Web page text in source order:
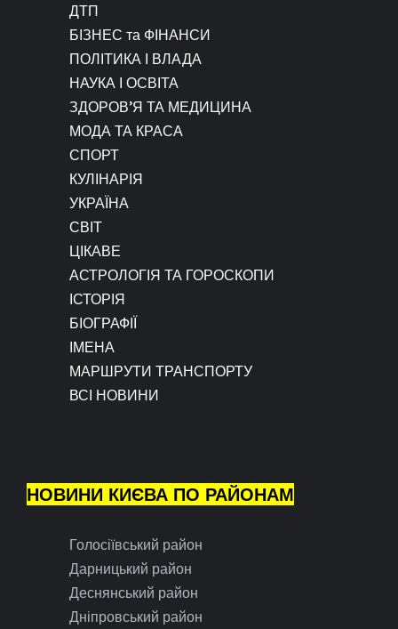
ДТП
БІЗНЕС та ФІНАНСИ
ПОЛІТИКА І ВЛАДА
НАУКА І ОСВІТА
ЗДОРОВ’Я ТА МЕДИЦИНА
МОДА ТА КРАСА
СПОРТ
КУЛІНАРІЯ
УКРАЇНА
СВІТ
ЦІКАВЕ
АСТРОЛОГІЯ ТА ГОРОСКОПИ
ІСТОРІЯ
БІОГРАФІЇ
ІМЕНА
МАРШРУТИ ТРАНСПОРТУ
ВСІ НОВИНИ
НОВИНИ КИЄВА ПО РАЙОНАМ
Голосіївський район
Дарницький район
Деснянський район
Дніпровський район